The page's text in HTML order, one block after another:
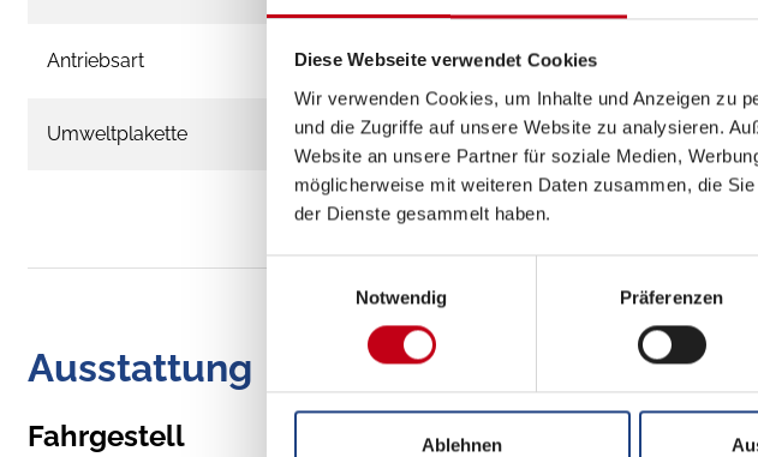
Diese Webseite verwendet Cookies
Wir verwenden Cookies, um Inhalte und Anzeigen zu
und die Zugriffe auf unsere Website zu analysieren.
Website an unsere Partner für soziale Medien,
möglicherweise mit weiteren Daten zusammen, die
der Dienste gesammelt haben.
Einwilligungsauswahl
Notwendig
Präferenzen
Ablehnen
Antriebsart
Umweltplakette
Ausstattung
Fahrgestell